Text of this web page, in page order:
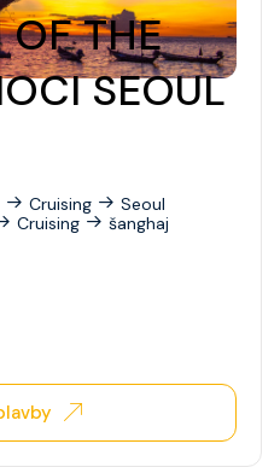
OF THE
SEOUL
Cruising
Seoul
Cruising
šanghaj